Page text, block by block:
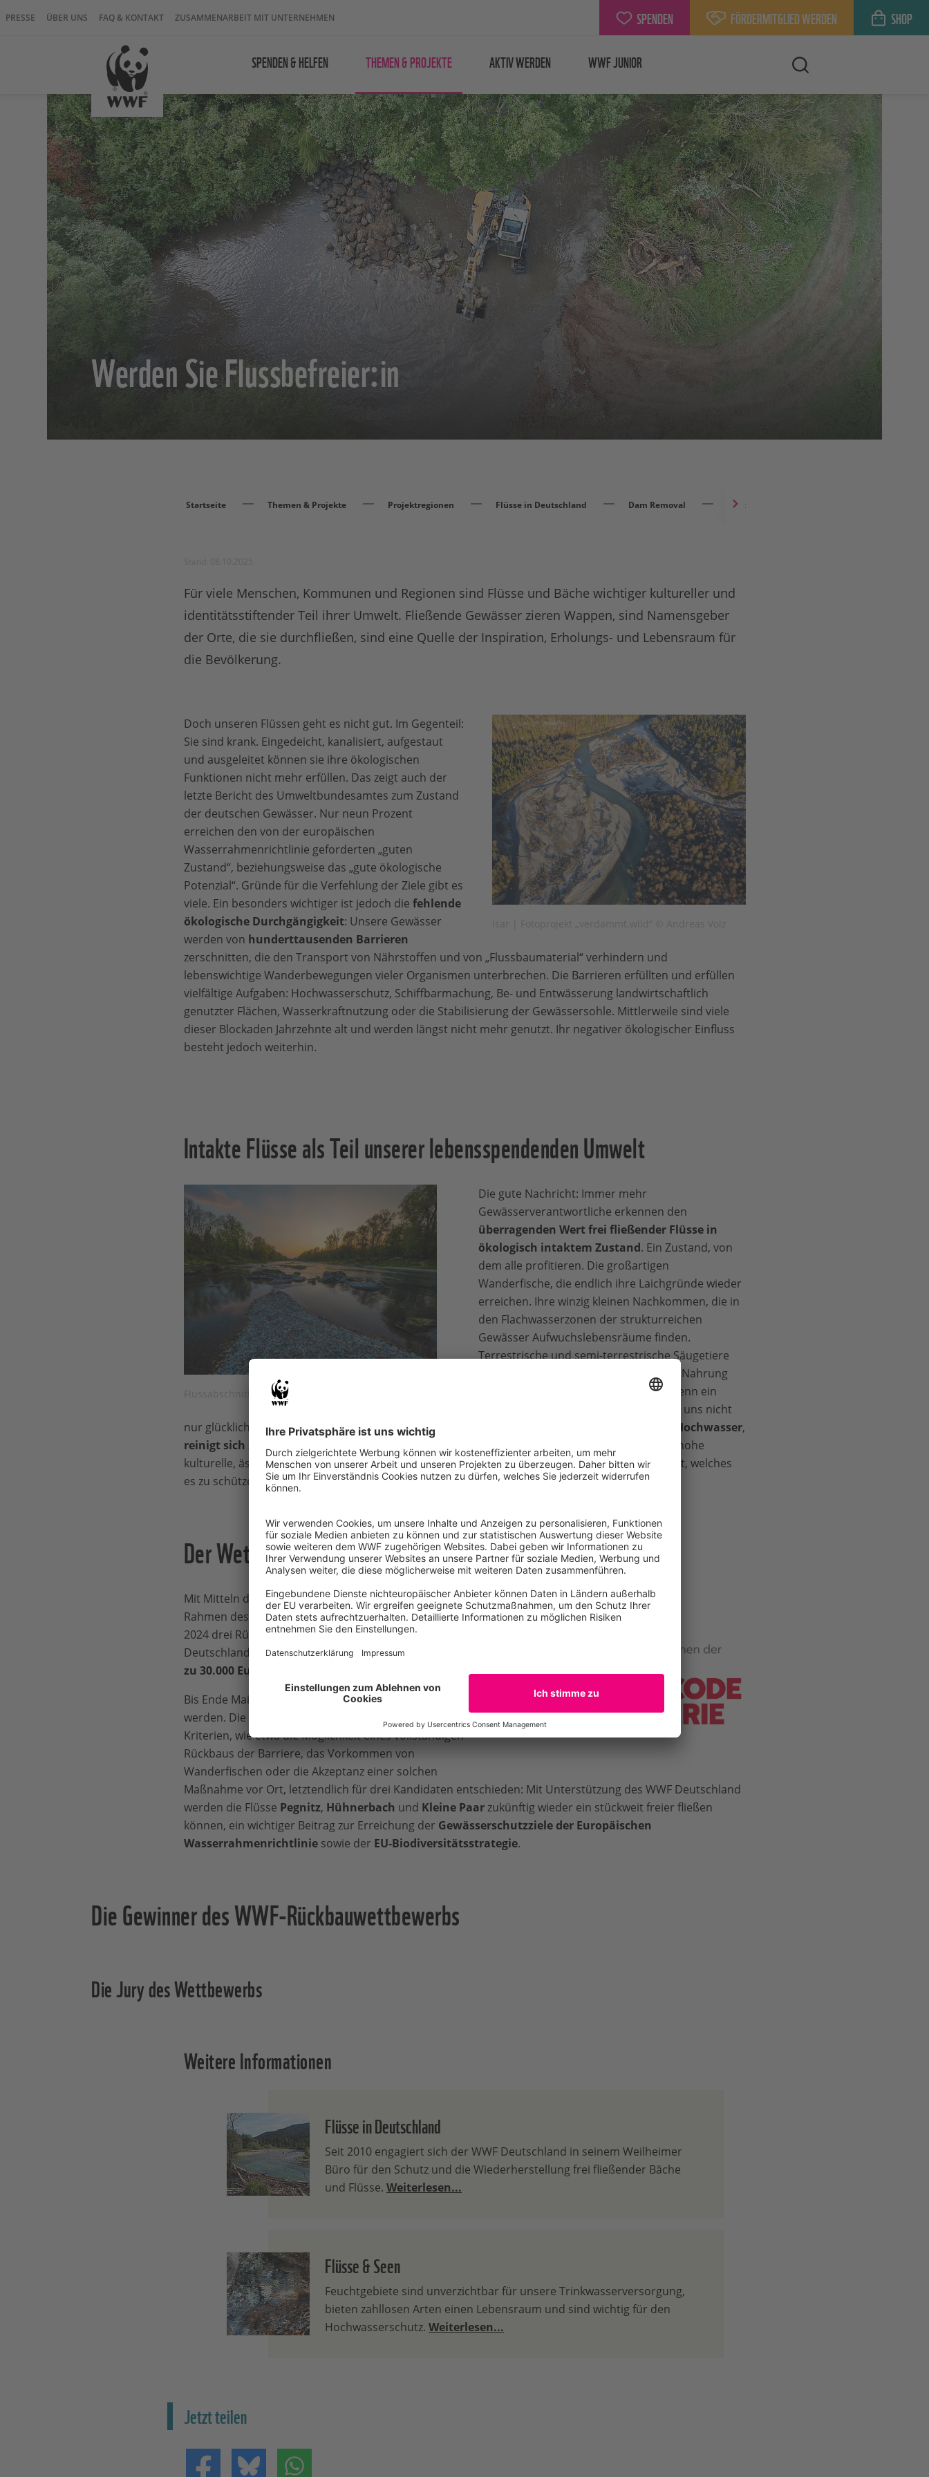
PRESSE ÜBER UNS FAQ & KONTAKT ZUSAMMENARBEIT MIT UNTERNEHMEN SPENDEN FÖRDERMITGLIED WERDEN SHOP
SPENDEN & HELFEN THEMEN & PROJEKTE AKTIV WERDEN WWF JUNIOR
Werden Sie Flussbefreier:in
Startseite Themen & Projekte Projektregionen Flüsse in Deutschland Dam Removal Werden Sie Flussbefreier
Für viele Menschen, Kommunen und Regionen sind Flüsse und Bäche wichtiger kultureller und
identitätsstiftender Teil ihrer Umwelt. Fließende Gewässer zieren Wappen, sind Namensgeber
der Orte, die sie durchfließen, sind eine Quelle der Inspiration, Erholungs- und Lebensraum für
die Bevölkerung.
Doch unseren Flüssen geht es nicht gut. Im Gegenteil:
Sie sind krank. Eingedeicht, kanalisiert, aufgestaut
und ausgeleitet können sie ihre ökologischen
Funktionen nicht mehr erfüllen. Das zeigt auch der
letzte Bericht des Umweltbundesamtes zum Zustand
der deutschen Gewässer. Nur neun Prozent
erreichen den von der europäischen
Wasserrahmenrichtlinie geforderten „guten
Zustand“, beziehungsweise das „gute ökologische
Potenzial“. Gründe für die Verfehlung der Ziele gibt es
viele. Ein besonders wichtiger ist jedoch die fehlende
ökologische Durchgängigkeit: Unsere Gewässer
werden von hunderttausenden Barrieren
zerschnitten, die den Transport von Nährstoffen und von „Flussbaumaterial“ verhindern und
lebenswichtige Wanderbewegungen vieler Organismen unterbrechen. Die Barrieren erfüllten und erfüllen
vielfältige Aufgaben: Hochwasserschutz, Schiffbarmachung, Be- und Entwässerung landwirtschaftlich
genutzter Flächen, Wasserkraftnutzung oder die Stabilisierung der Gewässersohle. Mittlerweile sind viele
dieser Blockaden Jahrzehnte alt und werden längst nicht mehr genutzt. Ihr negativer ökologischer Einfluss
besteht jedoch weiterhin.
Intakte Flüsse als Teil unserer lebensspendenden Umwelt
Flussabschnitt © Karl Seidl
Die gute Nachricht: Immer mehr
Gewässerverantwortliche erkennen den
überragenden Wert frei fließender Flüsse in
ökologisch intaktem Zustand. Ein Zustand, von
dem alle profitieren. Die großartigen
Wanderfische, die endlich ihre Laichgründe wieder
erreichen. Ihre winzig kleinen Nachkommen, die in
den Flachwasserzonen der strukturreichen
Gewässer Aufwuchslebensräume finden.
Terrestrische und semi-terrestrische Säugetiere
und Vögel, denen intakte Flüsse genug Nahrung
bieten. Und natürlich wir Menschen. Denn ein
macht uns nicht
nur glücklich, sondern hält das Wasser in der Landschaft,
schützt vor Hochwasser,
reinigt sich sogar selbst
und ist unverzichtbarer Teil unserer lebensspendenden Umwelt. Der hohe
kulturelle, ästhetische und ökonomische Wert eines frei fließenden Flusses ist ein wertvolles Gut, welches
es zu schützen gilt. Und ein Zustand, auf den wir hinarbeiten sollten.
Der Wettbewerb
Mit Mitteln der Postcode Lotterieunterstützen wir im
Rahmen des Projekts „Lebendige Flüsse“ 2023 und
2024 drei Rückbauten von Querbauwerken in ganz
Deutschland. Für jeden Rückbau stellen wir dafür
zu 30.000 Euro
Bis Ende Mai 2023 konnten Vorschläge eingereicht
werden. Die 6-köpfige Jury hat sich nach objektiven
Kriterien, wie etwa die Möglichkeit eines vollständigen
Rückbaus der Barriere, das Vorkommen von
Wanderfischen oder die Akzeptanz einer solchen
Maßnahme vor Ort, letztendlich für drei Kandidaten entschieden: Mit Unterstützung des WWF Deutschland
werden die Flüsse Pegnitz, Hühnerbach und Kleine Paarzukünftig wieder ein stückweit freier fließen
können, ein wichtiger Beitrag zur Erreichung der Gewässerschutzziele der Europäischen
Wasserrahmenrichtliniesowie der EU-Biodiversitätsstrategie.
Die Gewinner des WWF-Rückbauwettbewerbs
Die Jury des Wettbewerbs
Weitere Informationen
Flüsse in Deutschland
Seit 2010 engagiert sich der WWF Deutschland in seinem Weilheimer
Büro für den Schutz und die Wiederherstellung frei fließender Bäche
und Flüsse. Weiterlesen...
Flüsse & Seen
Feuchtgebiete sind unverzichtbar für unsere Trinkwasserversorgung,
bieten zahllosen Arten einen Lebensraum und sind wichtig für den
Hochwasserschutz. Weiterlesen...
Jetzt teilen
Teilen auf FacebookTeilen auf Bluesky